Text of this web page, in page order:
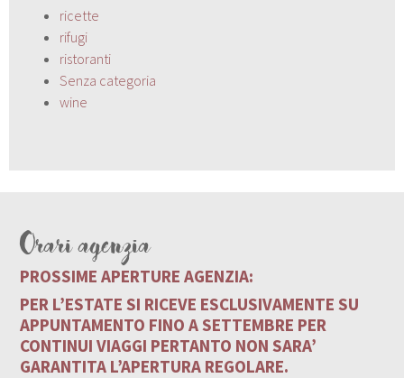
ricette
rifugi
ristoranti
Senza categoria
wine
Orari agenzia
PROSSIME APERTURE AGENZIA:
PER L’ESTATE SI RICEVE ESCLUSIVAMENTE SU
APPUNTAMENTO FINO A SETTEMBRE PER
CONTINUI VIAGGI PERTANTO NON SARA’
GARANTITA L’APERTURA REGOLARE.